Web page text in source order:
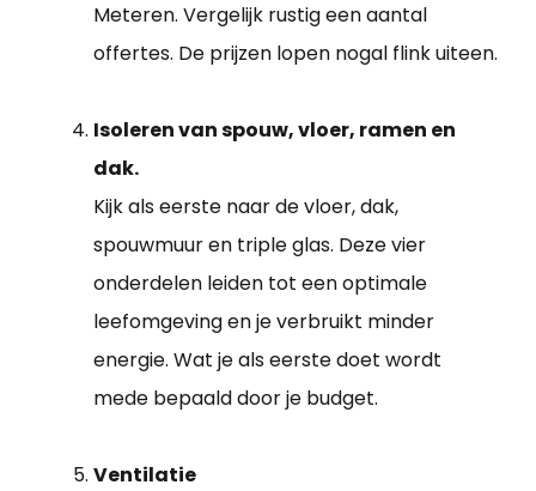
Meteren. Vergelijk rustig een aantal
offertes. De prijzen lopen nogal flink uiteen.
Isoleren van spouw, vloer, ramen en
dak.
Kijk als eerste naar de vloer, dak,
spouwmuur en triple glas. Deze vier
onderdelen leiden tot een optimale
leefomgeving en je verbruikt minder
energie. Wat je als eerste doet wordt
mede bepaald door je budget.
Ventilatie